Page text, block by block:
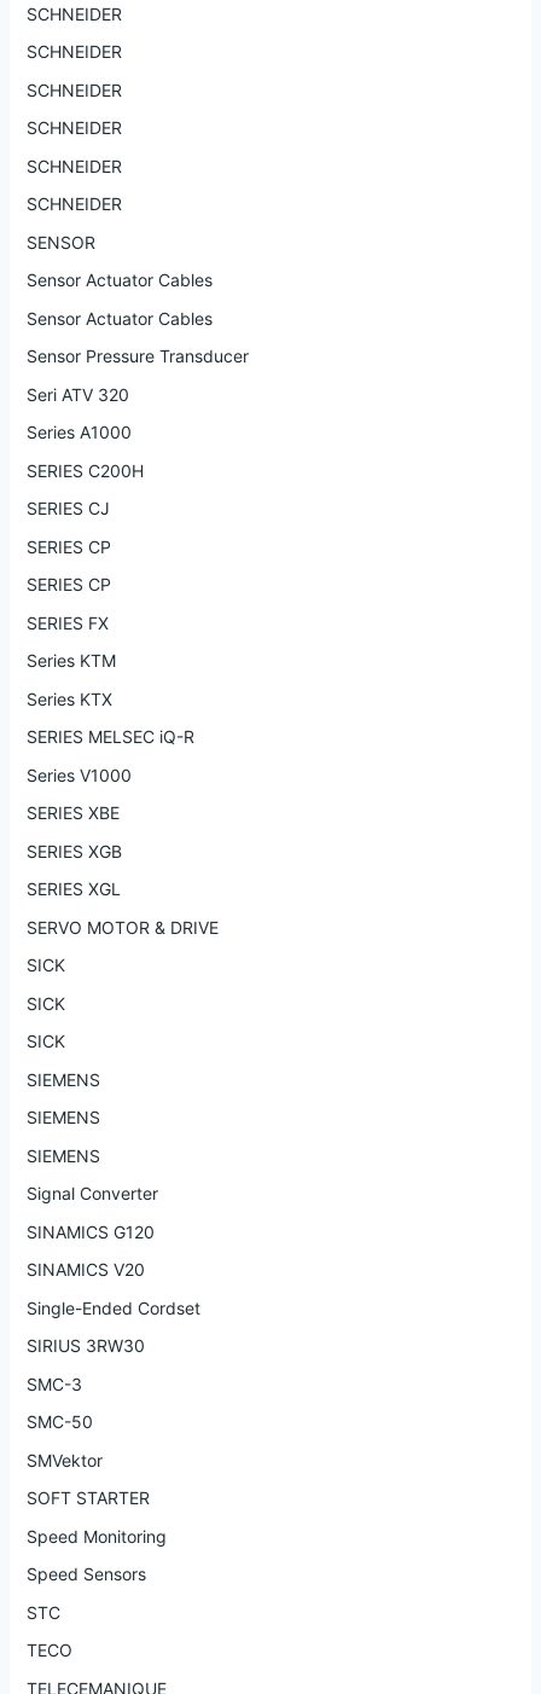
SCHNEIDER
SCHNEIDER
SCHNEIDER
SCHNEIDER
SCHNEIDER
SCHNEIDER
SENSOR
Sensor Actuator Cables
Sensor Actuator Cables
Sensor Pressure Transducer
Seri ATV 320
Series A1000
SERIES C200H
SERIES CJ
SERIES CP
SERIES CP
SERIES FX
Series KTM
Series KTX
SERIES MELSEC iQ-R
Series V1000
SERIES XBE
SERIES XGB
SERIES XGL
SERVO MOTOR & DRIVE
SICK
SICK
SICK
SIEMENS
SIEMENS
SIEMENS
Signal Converter
SINAMICS G120
SINAMICS V20
Single-Ended Cordset
SIRIUS 3RW30
SMC-3
SMC-50
SMVektor
SOFT STARTER
Speed Monitoring
Speed Sensors
STC
TECO
TELECEMANIQUE